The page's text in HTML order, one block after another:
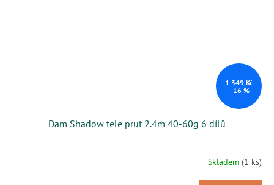
1 349 Kč
–16 %
Dam Shadow tele prut 2.4m 40-60g 6 dílů
Skladem (1 ks)